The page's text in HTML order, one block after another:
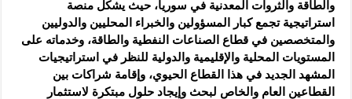
والطاقة والثروات المعدنية في سوريا، حيث يشكل منصة
استراتيجية تجمع كبار المسؤولين والخبراء المحليين والدوليين
والمتخصصين في قطاع الصناعات النفطية والطاقة، وخدماته على
المستويات المحلية والإقليمية والدولية للنظر في استراتيجيات
المشهد الجديد في هذا القطاع الحيوي، وإقامة شراكات بين
القطاعين العام والخاص لبحث وإيجاد حلول مبتكرة لاستثمار